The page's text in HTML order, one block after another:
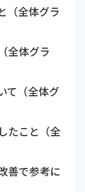
（全体グラ
全体グラ
て（全体グ
たこと（全
善で参考に